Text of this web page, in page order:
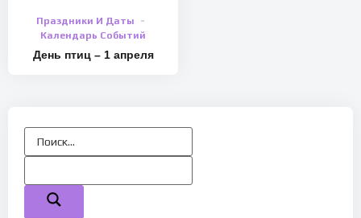
Праздники И Даты
Календарь Событий
День птиц – 1 апреля